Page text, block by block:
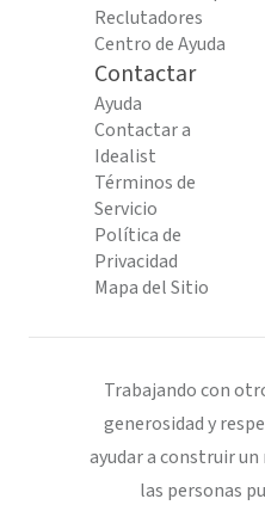
Reclutadores
Centro de Ayuda
Contactar
Ayuda
Contactar a
Idealist
Términos de
Servicio
Política de
Privacidad
Mapa del Sitio
Trabajando con
generosidad y
ayudar a construir
las personas